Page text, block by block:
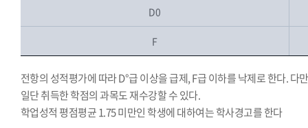
D0
F
전항의 성적평가에 따라 D°급 이상을 급제, F급 이하를 낙제로 한다. 다
일단 취득한 학점의 과목도 재수강할 수 있다.
학업성적 평점평균 1.75 미만인 학생에 대하여는 학사경고를 한다